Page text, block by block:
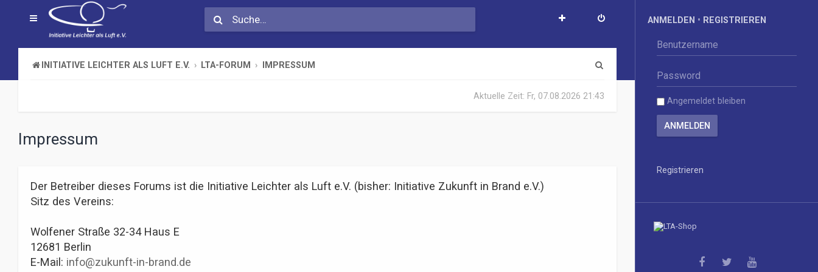
INITIATIVE LEICHTER ALS LUFT E.V. LTA-FORUM IMPRESSUM
Aktuelle Zeit: Fr, 07.08.2026 21:43
Impressum
Der Betreiber dieses Forums ist die Initiative Leichter als Luft e.V. (bisher: Initiative Zukunft in Brand e.V.)
Sitz des Vereins:
Wolfener Straße 32-34 Haus E
12681 Berlin
E-Mail: info@zukunft-in-brand.de
ANMELDEN • REGISTRIEREN
Angemeldet bleiben
Registrieren